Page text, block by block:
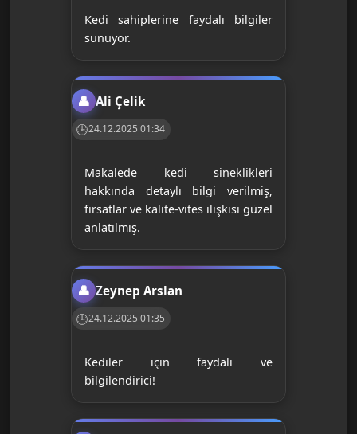
Kedi sahiplerine faydalı bilgiler
sunuyor.
Ali Çelik
24.12.2025 01:34
Makalede kedi sineklikleri
hakkında detaylı bilgi verilmiş,
fırsatlar ve kalite-vites ilişkisi güzel
anlatılmış.
Zeynep Arslan
24.12.2025 01:35
Kediler için faydalı ve
bilgilendirici!